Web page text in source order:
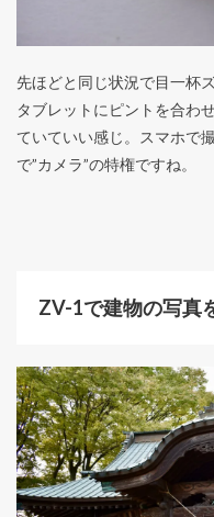
先ほどと同じ状況で目一杯
タブレットにピントを合わ
ていていい感じ。スマホで
で”カメラ”の特権ですね。
ZV-1で建物の写真